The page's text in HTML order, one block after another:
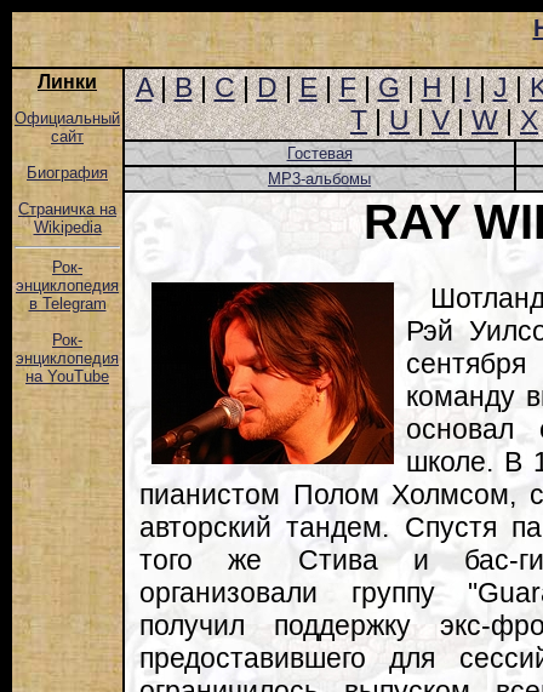
Линки
Официальный
сайт
Биография
Страничка на
Wikipedia
Рок-
энциклопедия
в Telegram
Рок-
энциклопедия
на YouTube
A|B|C|D|E|F|G|H|I|J|
T|U|V|W|X
Гостевая
MP3-альбомы
RAY
Рэй
команду
школе. В
пианистом Полом Холмсом,
авторский тандем. Спустя
того же Стива и бас-
организовали группу
получил поддержку экс-
предоставившего для